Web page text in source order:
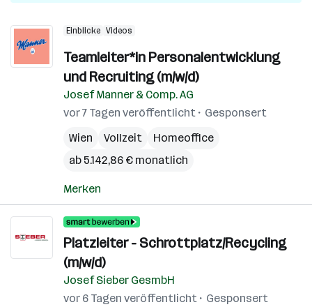
Einblicke Videos
Teamleiter*in Personalentwicklung
und Recruiting (m/w/d)
Josef Manner & Comp. AG
vor 7 Tagen veröffentlicht
Gesponsert
Wien
Vollzeit
Homeoffice
ab 5.142,86 € monatlich
Merken
Platzleiter - Schrottplatz/Recycling
(m/w/d)
Josef Sieber GesmbH
vor 6 Tagen veröffentlicht
Gesponsert